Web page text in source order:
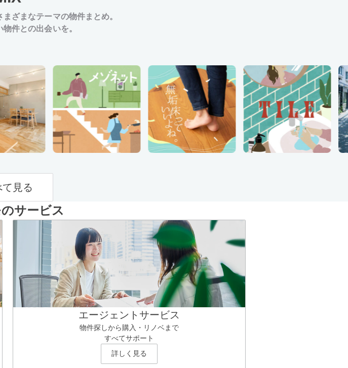
まざまなテーマの物件まとめ。
件との出会いを。
見る
サービス
エージェントサービス
物件探しから購入・リノベまで
すべてサポート
詳しく見る